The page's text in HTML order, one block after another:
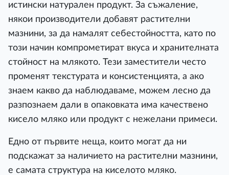
истински натурален продукт. За съжаление,
някои производители добавят растителни
мазнини, за да намалят себестойността, като по
този начин компрометират вкуса и хранителната
стойност на млякото. Тези заместители често
променят текстурата и консистенцията, а ако
знаем какво да наблюдаваме, можем лесно да
разпознаем дали в опаковката има качествено
кисело мляко или продукт с нежелани примеси.
Едно от първите неща, които могат да ни
подскажат за наличието на растителни мазнини,
е самата структура на киселото мляко.